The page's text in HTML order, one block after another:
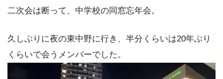
二次会は断って、中学校の同窓忘年会。
久しぶりに夜の東中野に行き、半分くらいは20年ぶり
くらいで会うメンバーでした。